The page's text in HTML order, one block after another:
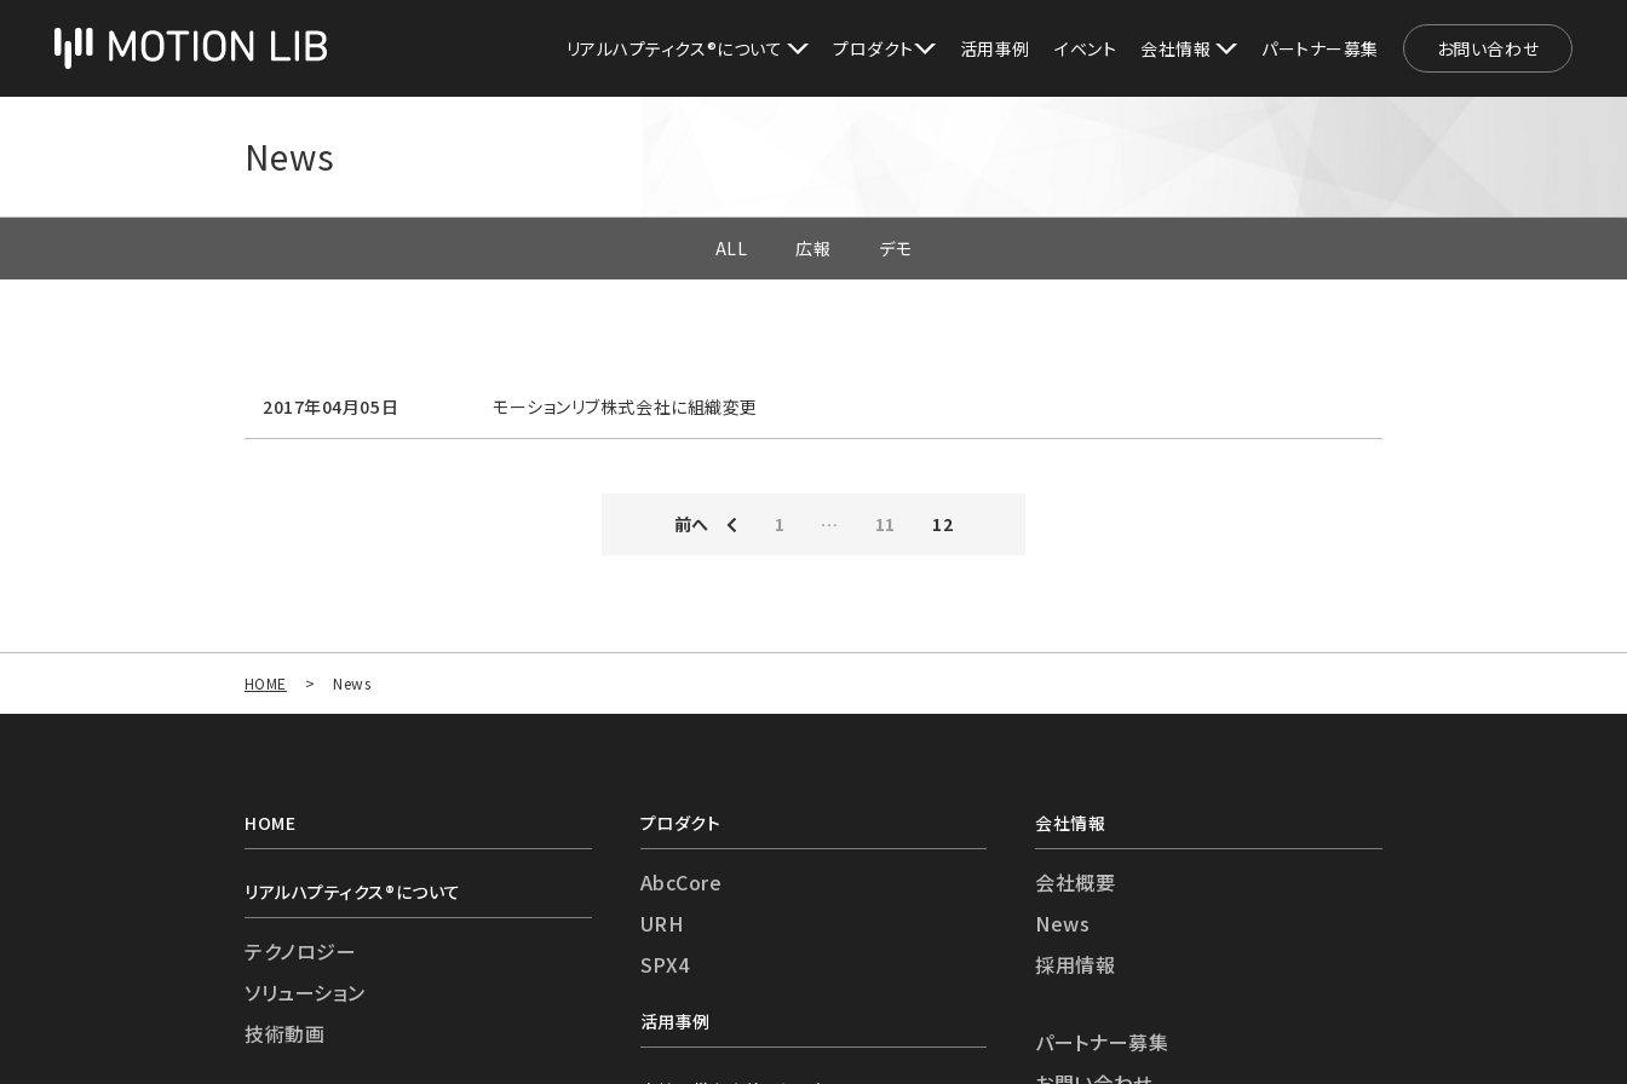
リアルハプティクス®︎について プロダクト 活用事例 イベント 会社情報 パートナー募集 お問い合わせ
News
ALL 広報 デモ
2017年04月05日 モーションリブ株式会社に組織変更
前へ 1 … 11 12
HOME > News
HOME
リアルハプティクス®︎について
テクノロジー
ソリューション
技術動画
プロダクト
AbcCore
URH
SPX4
活用事例
会社情報
会社概要
News
採用情報
パートナー募集